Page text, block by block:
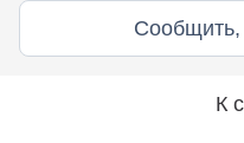
Сообщить,
К